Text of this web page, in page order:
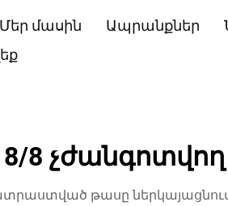
Մեր մասին Ապրանքներ
8
թասը ներկայացնում